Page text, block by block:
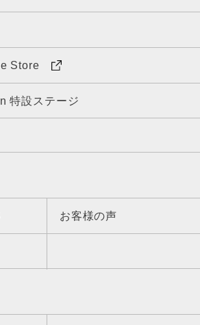
Store
特設ステージ
お客様の声